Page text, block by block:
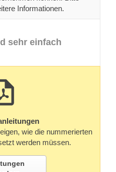
Informationen.
sehr einfach
wie die nummerierten
werden müssen.